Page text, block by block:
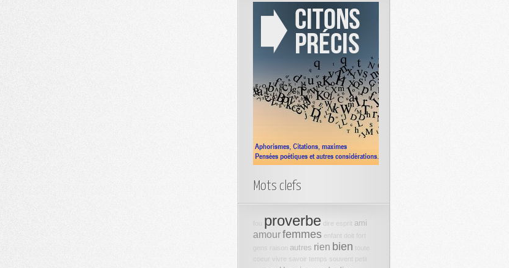
Mots clefs
proverbe dire esprit ami
amourfemmes enfant doit fort
raison autres rien bien toute
vivre savoir temps souvent petit